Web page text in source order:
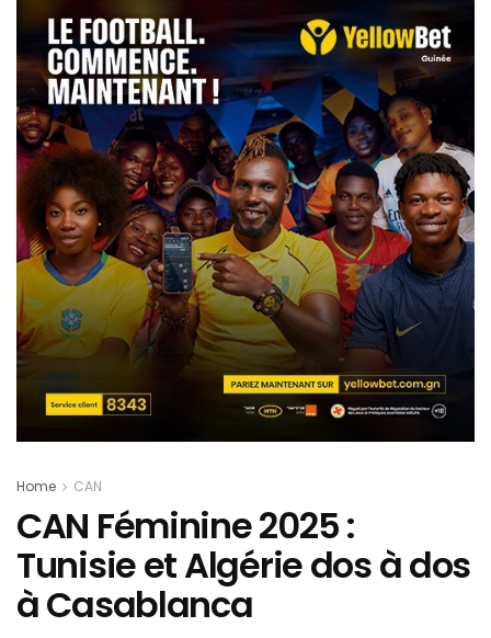
Home CAN
CAN Féminine 2025 :
Tunisie et Algérie dos à dos
à Casablanca